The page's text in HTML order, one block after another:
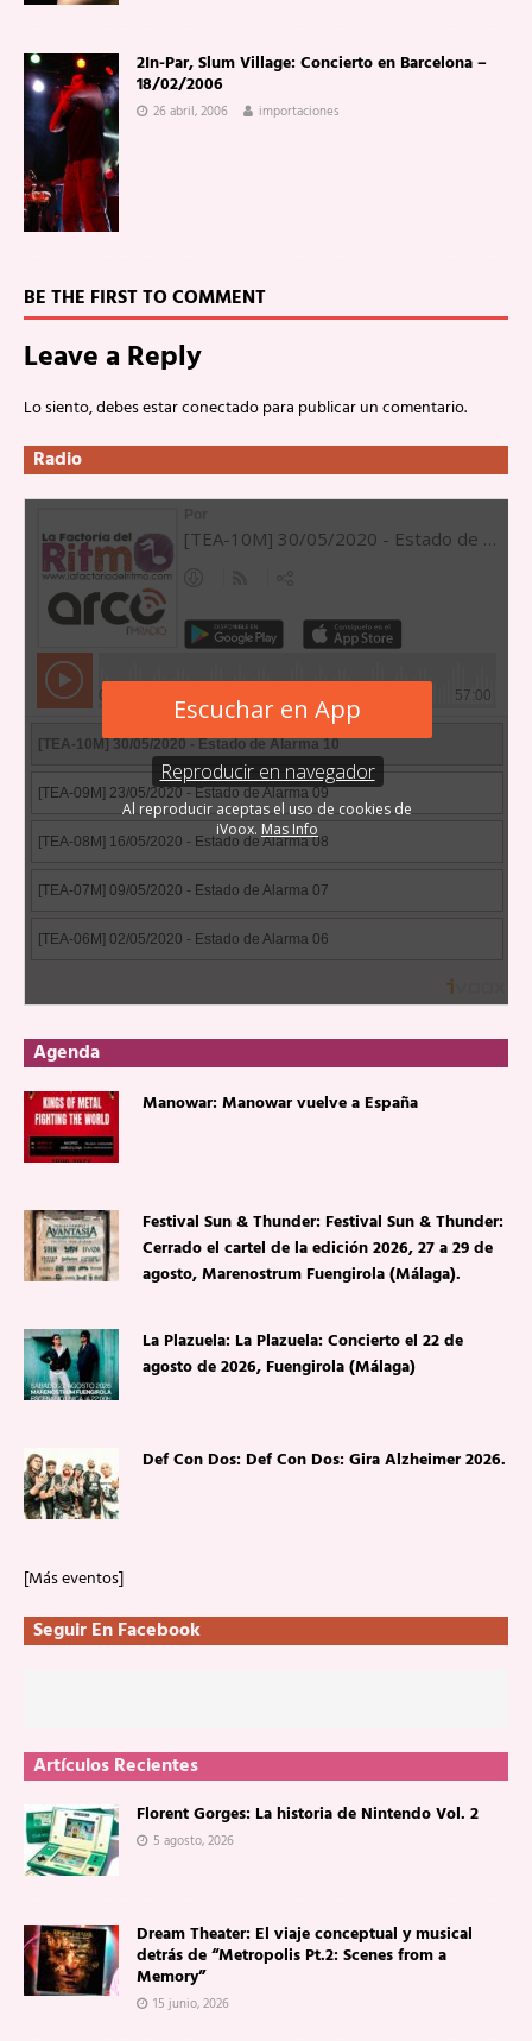
2In-Par, Slum Village: Concierto en Barcelona –
18/02/2006
26 abril, 2006 importaciones
BE THE FIRST TO COMMENT
Leave a Reply
Lo siento, debes estarconectadopara publicar un comentario.
Radio
Agenda
Manowar: Manowar vuelve a España
Festival Sun & Thunder: Festival Sun & Thunder:
Cerrado el cartel de la edición 2026, 27 a 29 de
agosto, Marenostrum Fuengirola (Málaga).
La Plazuela: La Plazuela: Concierto el 22 de
agosto de 2026, Fuengirola (Málaga)
Def Con Dos: Def Con Dos: Gira Alzheimer 2026.
[Más eventos]
Seguir En Facebook
Artículos Recientes
Florent Gorges: La historia de Nintendo Vol. 2
5 agosto, 2026
Dream Theater: El viaje conceptual y musical
detrás de “Metropolis Pt.2: Scenes from a
Memory”
15 junio, 2026